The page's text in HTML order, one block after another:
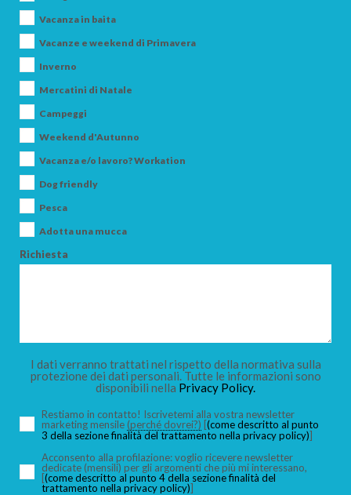
Vacanza in baita
Vacanze e weekend di Primavera
Inverno
Mercatini di Natale
Campeggi
Weekend d'Autunno
Vacanza e/o lavoro? Workation
Dog friendly
Pesca
Adotta una mucca
Richiesta
I dati verranno trattati nel rispetto della normativa sulla
protezione dei dati personali. Tutte le informazioni sono
disponibili nella Privacy Policy.
Restiamo in contatto! Iscrivetemi alla vostra newsletter
marketing mensile (perché dovrei?) [(come descritto al punto
3 della sezione finalità del trattamento nella privacy policy)]
Acconsento alla profilazione: voglio ricevere newsletter
dedicate (mensili) per gli argomenti che più mi interessano,
[(come descritto al punto 4 della sezione finalità del
trattamento nella privacy policy)]